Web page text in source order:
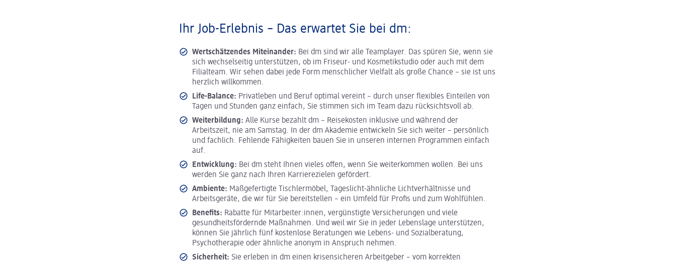
Ihr Job-Erlebnis – Das erwartet Sie bei dm:
Wertschätzendes Miteinander: Bei dm sind wir alle Teamplayer. Das spüren Sie, wenn sie
sich wechselseitig unterstützen, ob im Friseur- und Kosmetikstudio oder auch mit dem
Filialteam. Wir sehen dabei jede Form menschlicher Vielfalt als große Chance – sie ist uns
herzlich willkommen.
Life-Balance: Privatleben und Beruf optimal vereint – durch unser flexibles Einteilen von
Tagen und Stunden ganz einfach, Sie stimmen sich im Team dazu rücksichtsvoll ab.
Weiterbildung: Alle Kurse bezahlt dm – Reisekosten inklusive und während der
Arbeitszeit, nie am Samstag. In der dm Akademie entwickeln Sie sich weiter – persönlich
und fachlich. Fehlende Fähigkeiten bauen Sie in unseren internen Programmen einfach
auf.
Entwicklung: Bei dm steht Ihnen vieles offen, wenn Sie weiterkommen wollen. Bei uns
werden Sie ganz nach Ihren Karrierezielen gefördert.
Ambiente: Maßgefertigte Tischlermöbel, Tageslicht-ähnliche Lichtverhältnisse und
Arbeitsgeräte, die wir für Sie bereitstellen – ein Umfeld für Profis und zum Wohlfühlen.
Benefits: Rabatte für Mitarbeiter:innen, vergünstigte Versicherungen und viele
gesundheitsfördernde Maßnahmen. Und weil wir Sie in jeder Lebenslage unterstützen,
können Sie jährlich fünf kostenlose Beratungen wie Lebens- und Sozialberatung,
Psychotherapie oder ähnliche anonym in Anspruch nehmen.
Sicherheit: Sie erleben in dm einen krisensicheren Arbeitgeber – vom korrekten